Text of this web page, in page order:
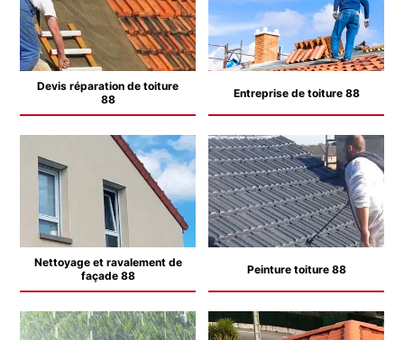
Devis réparation de toiture
88
Entreprise de toiture 88
Nettoyage et ravalement de
façade 88
Peinture toiture 88